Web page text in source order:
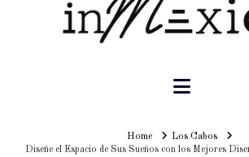
HomeHomeLos Cabos
Diseñe el Espacio de Sus Sueños con los Mejores